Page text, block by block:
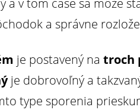
v tom čase sa môže
a správne
je postavený na troch
je dobrovoľný a
type sporenia